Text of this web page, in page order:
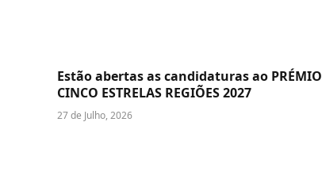
Estão abertas as candidaturas ao PRÉMIO
CINCO ESTRELAS REGIÕES 2027
27 de Julho, 2026